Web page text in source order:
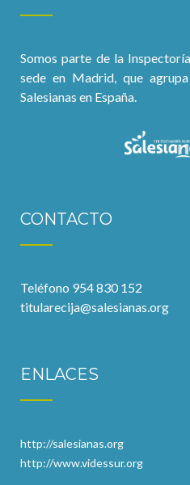
Somos parte de la
sede en Madrid, que
Salesianas en España.
CONTACTO
Teléfono 954 830 152
titularecija@salesianas.org
ENLACES
http://salesianas.org
http://www.videssur.org